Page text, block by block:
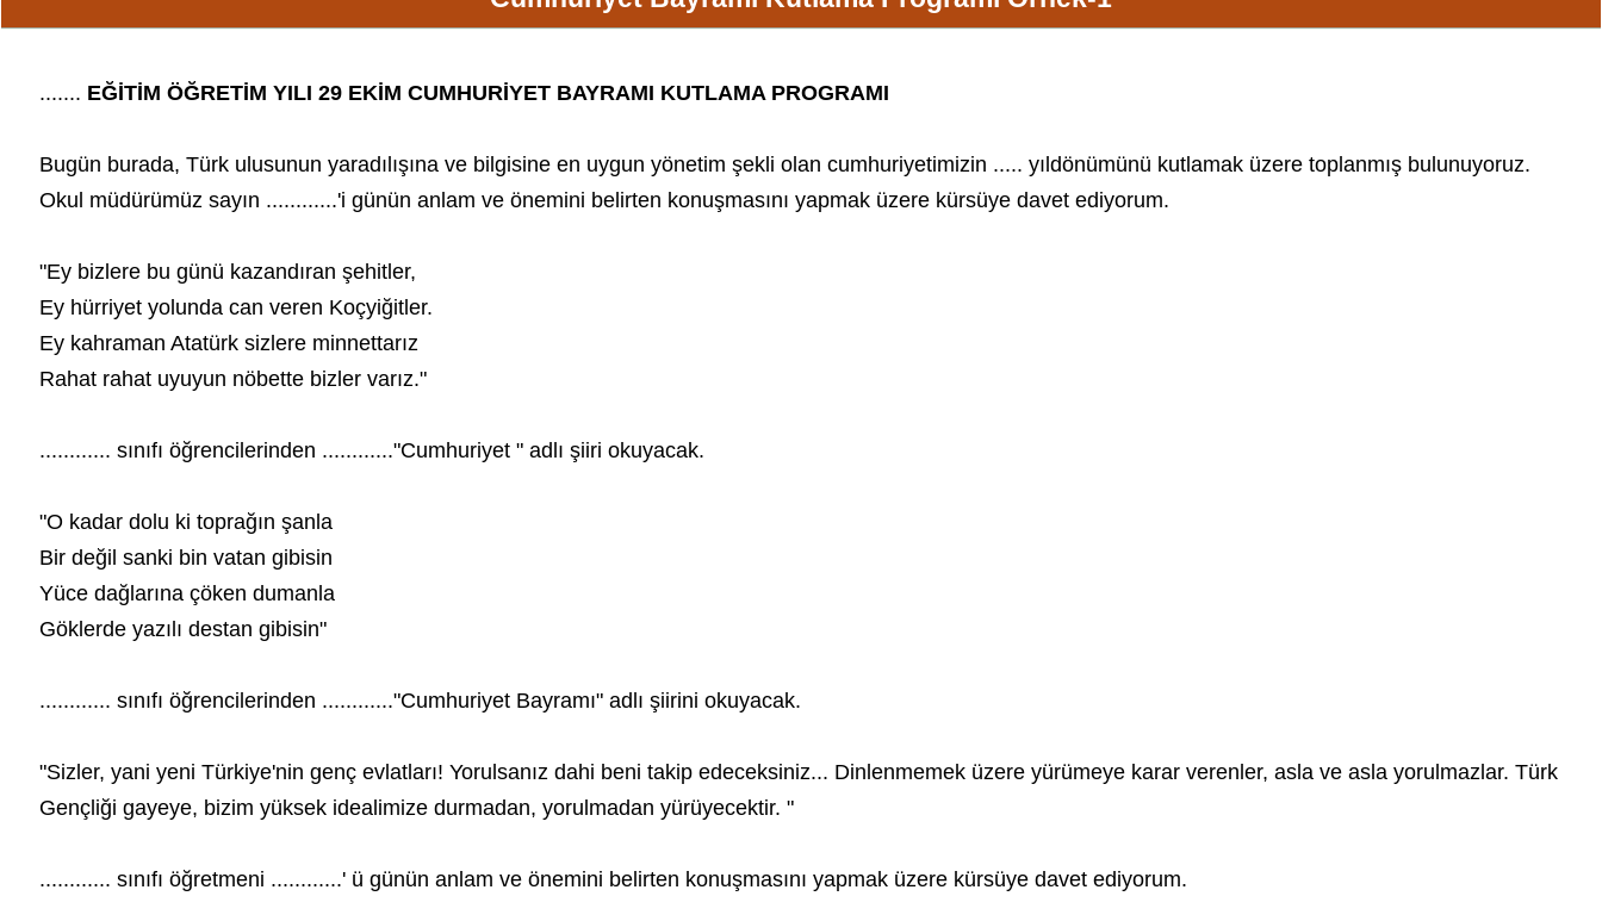
....... EĞİTİM ÖĞRETİM YILI 29 EKİM CUMHURİYET BAYRAMI KUTLAMA PROGRAMI
Bugün burada, Türk ulusunun yaradılışına ve bilgisine en uygun yönetim şekli olan cumhuriyetimizin ..... yıldönümünü kutlamak üzere toplanmış bulunuyoruz.
Okul müdürümüz sayın ............'i günün anlam ve önemini belirten konuşmasını yapmak üzere kürsüye davet ediyorum.
"Ey bizlere bu günü kazandıran şehitler,
Ey hürriyet yolunda can veren Koçyiğitler.
Ey kahraman Atatürk sizlere minnettarız
Rahat rahat uyuyun nöbette bizler varız."
............ sınıfı öğrencilerinden ............"Cumhuriyet " adlı şiiri okuyacak.
"O kadar dolu ki toprağın şanla
Bir değil sanki bin vatan gibisin
Yüce dağlarına çöken dumanla
Göklerde yazılı destan gibisin"
............ sınıfı öğrencilerinden ............"Cumhuriyet Bayramı" adlı şiirini okuyacak.
"Sizler, yani yeni Türkiye'nin genç evlatları! Yorulsanız dahi beni takip edeceksiniz... Dinlenmemek üzere yürümeye karar verenler, asla ve asla yorulmazlar. Türk
Gençliği gayeye, bizim yüksek idealimize durmadan, yorulmadan yürüyecektir. "
............ sınıfı öğretmeni ............' ü günün anlam ve önemini belirten konuşmasını yapmak üzere kürsüye davet ediyorum.